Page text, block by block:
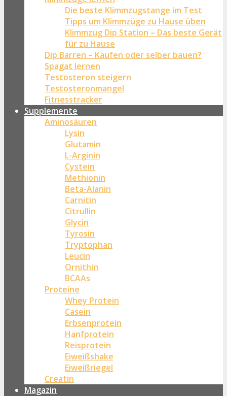
Die beste Klimmzugstange im Test
Tipps um Klimmzüge zu Hause üben
Klimmzug Dip Station – Das beste Gerät
für zu Hause
Dip Barren – Kaufen oder selber bauen?
Spagat lernen
Testosteron steigern
Testosteronmangel
Fitnesstracker
Supplemente
Aminosäuren
Lysin
Glutamin
L-Arginin
Cystein
Methionin
Beta-Alanin
Carnitin
Citrullin
Glycin
Tyrosin
Tryptophan
Leucin
Ornithin
BCAAs
Proteine
Whey Protein
Casein
Erbsenprotein
Hanfprotein
Reisprotein
Eiweißshake
Eiweißriegel
Creatin
Magazin